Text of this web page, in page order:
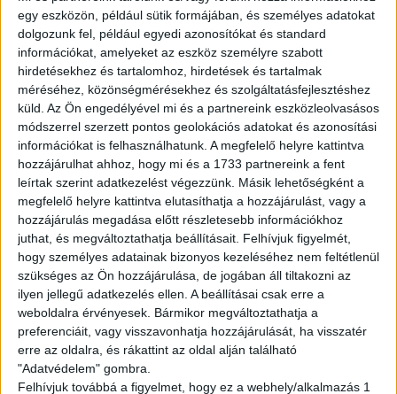
egy eszközön, például sütik formájában, és személyes adatokat
dolgozunk fel, például egyedi azonosítókat és standard
információkat, amelyeket az eszköz személyre szabott
hirdetésekhez és tartalomhoz, hirdetések és tartalmak
méréséhez, közönségmérésekhez és szolgáltatásfejlesztéshez
küld. Az Ön engedélyével mi és a partnereink eszközleolvasásos
módszerrel szerzett pontos geolokációs adatokat és azonosítási
információkat is felhasználhatunk. A megfelelő helyre kattintva
hozzájárulhat ahhoz, hogy mi és a 1733 partnereink a fent
leírtak szerint adatkezelést végezzünk. Másik lehetőségként a
megfelelő helyre kattintva elutasíthatja a hozzájárulást, vagy a
hozzájárulás megadása előtt részletesebb információkhoz
juthat, és megváltoztathatja beállításait. Felhívjuk figyelmét,
hogy személyes adatainak bizonyos kezeléséhez nem feltétlenül
szükséges az Ön hozzájárulása, de jogában áll tiltakozni az
ilyen jellegű adatkezelés ellen. A beállításai csak erre a
weboldalra érvényesek. Bármikor megváltoztathatja a
preferenciáit, vagy visszavonhatja hozzájárulását, ha visszatér
erre az oldalra, és rákattint az oldal alján található
"Adatvédelem" gombra.
Felhívjuk továbbá a figyelmet, hogy ez a webhely/alkalmazás 1
---------------------------------
English version
Are you looking for a flexible job? We got you!
Join to the WOLT couriers’ team and work whenever
you want to! Ride your bike,hop on your rollerskate and
pickup the orders!
Tasks:
Deliver the orders
Requirements:
Full-time student legal relationship
Own vehicle
Costumer-friendly attitude
Basic Hungarian knowledge
Avarage available hourly wage: